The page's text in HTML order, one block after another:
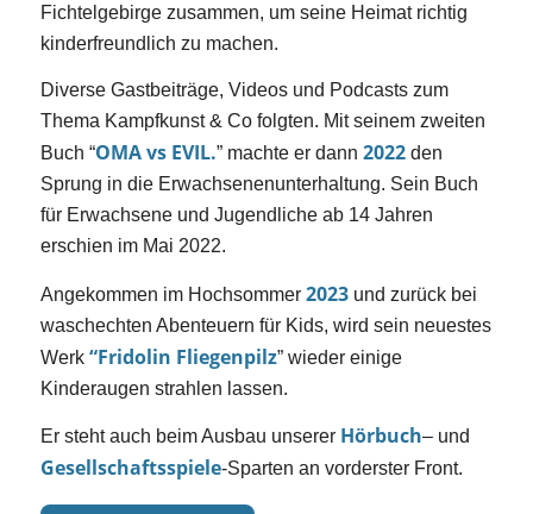
Fichtelgebirge zusammen, um seine Heimat richtig
kinderfreundlich zu machen.
Diverse Gastbeiträge, Videos und Podcasts zum
Thema Kampfkunst & Co folgten. Mit seinem zweiten
Buch “OMA vs EVIL.” machte er dann 2022den
Sprung in die Erwachsenenunterhaltung. Sein Buch
für Erwachsene und Jugendliche ab 14 Jahren
erschien im Mai 2022.
Angekommen im Hochsommer 2023und zurück bei
waschechten Abenteuern für Kids, wird sein neuestes
Werk “Fridolin Fliegenpilz” wieder einige
Kinderaugen strahlen lassen.
Er steht auch beim Ausbau unserer Hörbuch– und
Gesellschaftsspiele-Sparten an vorderster Front.